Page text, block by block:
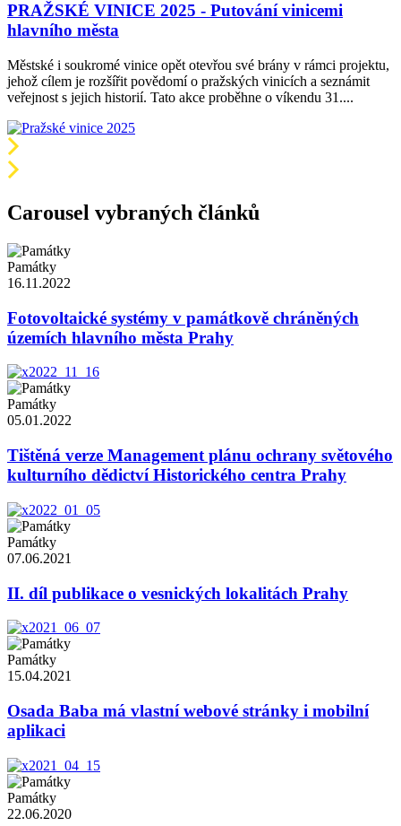
PRAŽSKÉ VINICE 2025 - Putování vinicemi
hlavního města
Městské i soukromé vinice opět otevřou své brány v rámci projektu,
jehož cílem je rozšířit povědomí o pražských vinicích a seznámit
veřejnost s jejich historií. Tato akce proběhne o víkendu 31....
Carousel vybraných článků
Památky
16.11.2022
Fotovoltaické systémy v památkově chráněných
územích hlavního města Prahy
Památky
05.01.2022
Tištěná verze Management plánu ochrany světového
kulturního dědictví Historického centra Prahy
Památky
07.06.2021
II. díl publikace o vesnických lokalitách Prahy
Památky
15.04.2021
Osada Baba má vlastní webové stránky i mobilní
aplikaci
Památky
22.06.2020